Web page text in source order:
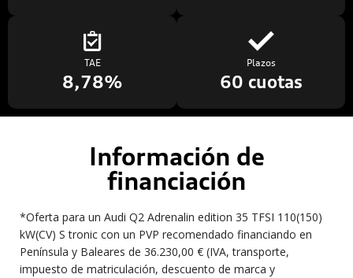
TAE
8,78%
Plazos
60 cuotas
Información de
financiación
*Oferta para un Audi Q2 Adrenalin edition 35 TFSI 110(150)
kW(CV) S tronic con un PVP recomendado financiando en
Península y Baleares de 36.230,00 € (IVA, transporte,
impuesto de matriculación, descuento de marca y